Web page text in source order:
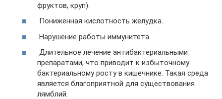
фруктов, круп).
Пониженная кислотность желудка.
Нарушение работы иммунитета.
Длительное лечение антибактериальными
препаратами, что приводит к избыточному
бактериальному росту в кишечнике. Такая среда
является благоприятной для существования
лямблий.